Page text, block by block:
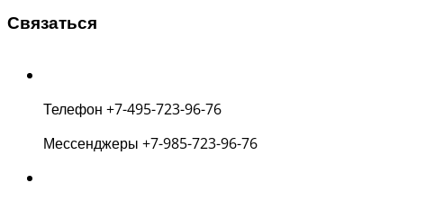
Связаться
Телефон +7-495-723-96-76
Мессенджеры +7-985-723-96-76